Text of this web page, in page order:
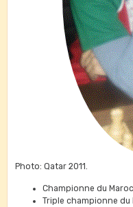
Photo: Qatar 2011.
Championne du
Triple championne du